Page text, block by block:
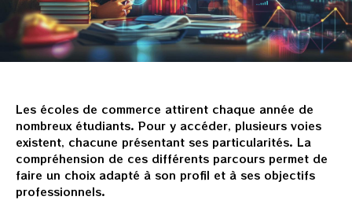
Les écoles de commerce attirent chaque année de
nombreux étudiants. Pour y accéder, plusieurs voies
existent, chacune présentant ses particularités. La
compréhension de ces différents parcours permet de
faire un choix adapté à son profil et à ses objectifs
professionnels.